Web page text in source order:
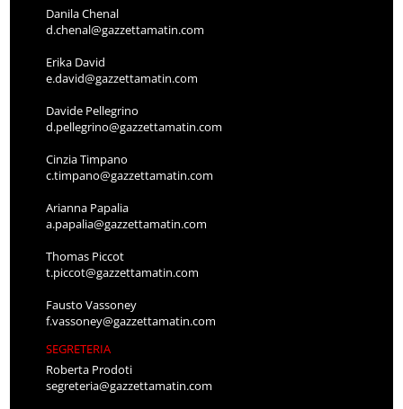
Danila Chenal
d.chenal@gazzettamatin.com
Erika David
e.david@gazzettamatin.com
Davide Pellegrino
d.pellegrino@gazzettamatin.com
Cinzia Timpano
c.timpano@gazzettamatin.com
Arianna Papalia
a.papalia@gazzettamatin.com
Thomas Piccot
t.piccot@gazzettamatin.com
Fausto Vassoney
f.vassoney@gazzettamatin.com
SEGRETERIA
Roberta Prodoti
segreteria@gazzettamatin.com